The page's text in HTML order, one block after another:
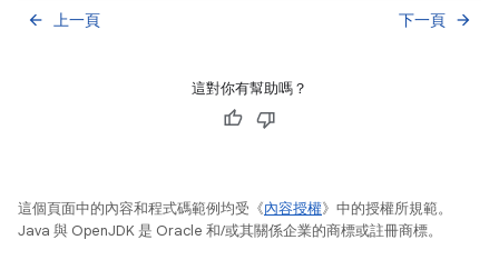
上一頁
arrow_back 下一頁 arrow_forward
這對你有幫助嗎？
這個頁面中的內容和程式碼範例均受《內容授權》中的授權所規範。
Java 與 OpenJDK 是 Oracle 和/或其關係企業的商標或註冊商標。